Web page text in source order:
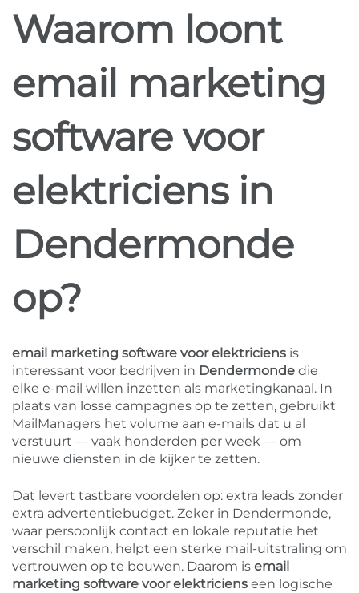
Waarom loont
email marketing
software voor
elektriciens in
Dendermonde
op?
email marketing software voor elektriciens is
interessant voor bedrijven in Dendermonde die
elke e-mail willen inzetten als marketingkanaal. In
plaats van losse campagnes op te zetten, gebruikt
MailManagers het volume aan e-mails dat u al
verstuurt — vaak honderden per week — om
nieuwe diensten in de kijker te zetten.
Dat levert tastbare voordelen op: extra leads zonder
extra advertentiebudget. Zeker in Dendermonde,
waar persoonlijk contact en lokale reputatie het
verschil maken, helpt een sterke mail-uitstraling om
vertrouwen op te bouwen. Daarom is email
marketing software voor elektriciens een logische